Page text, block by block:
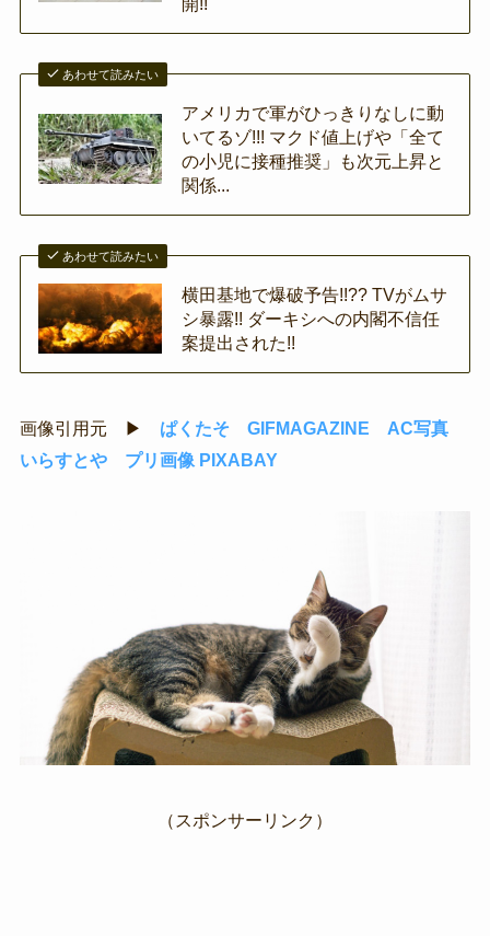
あわせて読みたい
アメリカで軍がひっきりなしに動
いてるゾ!!! マクド値上げや「全て
の小児に接種推奨」も次元上昇と
関係...
あわせて読みたい
横田基地で爆破予告!!?? TVがムサ
シ暴露!! ダーキシへの内閣不信任
案提出された!!
画像引用元 ▶ ぱくたそ GIFMAGAZINE
AC写真
いらすとや
プリ画像 PIXABAY
（スポンサーリンク）